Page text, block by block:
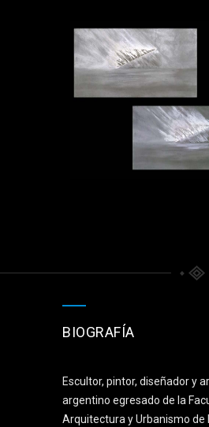
BIOGRAFÍA
Escultor, pintor, diseñador y
argentino egresado de la
Arquitectura y Urbanismo de